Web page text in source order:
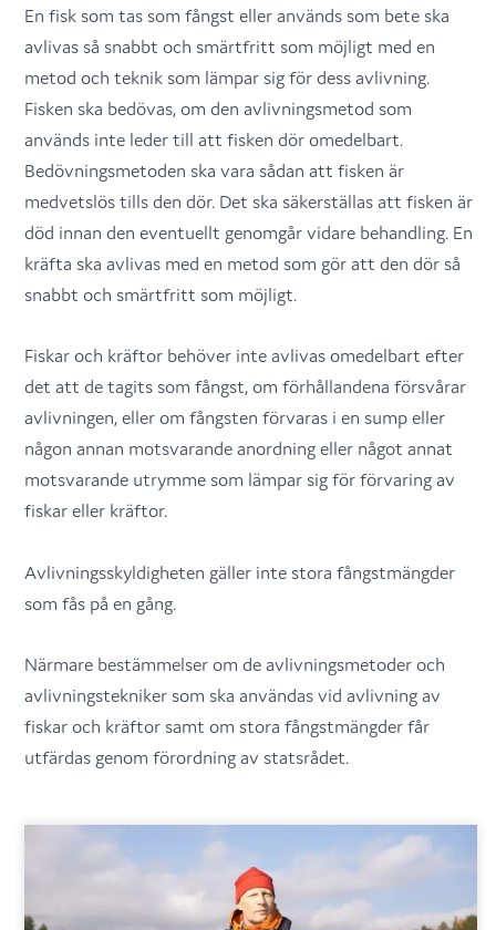
En fisk som tas som fångst eller används som bete ska
avlivas så snabbt och smärtfritt som möjligt med en
metod och teknik som lämpar sig för dess avlivning.
Fisken ska bedövas, om den avlivningsmetod som
används inte leder till att fisken dör omedelbart.
Bedövningsmetoden ska vara sådan att fisken är
medvetslös tills den dör. Det ska säkerställas att fisken är
död innan den eventuellt genomgår vidare behandling. En
kräfta ska avlivas med en metod som gör att den dör så
snabbt och smärtfritt som möjligt.
Fiskar och kräftor behöver inte avlivas omedelbart efter
det att de tagits som fångst, om förhållandena försvårar
avlivningen, eller om fångsten förvaras i en sump eller
någon annan motsvarande anordning eller något annat
motsvarande utrymme som lämpar sig för förvaring av
fiskar eller kräftor.
Avlivningsskyldigheten gäller inte stora fångstmängder
som fås på en gång.
Närmare bestämmelser om de avlivningsmetoder och
avlivningstekniker som ska användas vid avlivning av
fiskar och kräftor samt om stora fångstmängder får
utfärdas genom förordning av statsrådet.